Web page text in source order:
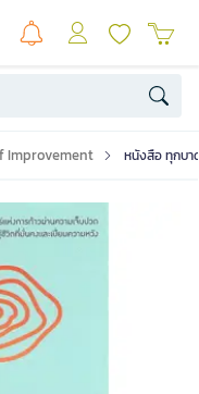
Improvement หนังสือ ทุกบา